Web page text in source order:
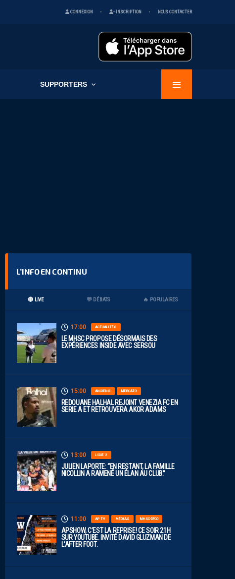
CONNEXION INSCRIPTION NOUS CONTACTER
SUPPORTERS
L’INFO EN CONTINU
🔴 LIVE 💬 DÉBATS 🔥 POPULAIRES
17:00 ACTUALITÉS
LE MHSC PROPOSE DÉSORMAIS DES
EXPÉRIENCES INSIDE AVEC SERSOU
15:00 ANCIENS MERCATO
REDOUANE HALHAL REJOINT VENEZIA FC EN
SERIE A ET RETROUVERA AKOR ADAMS
13:00 LIGUE 2
JULIEN LAPORTE: “EN RESTANT, LA FAMILLE
NICOLLIN A RAMENÉ UN ÉLAN AU CLUB.”
11:00 AP TV MÉDIAS MHSC-DFCO
APSHOW, C’EST LA REPRISE! CE SOIR 21H
SUR YOUTUBE. INVITÉ DAVID GLUZMAN DE
L’AFTER FOOT.